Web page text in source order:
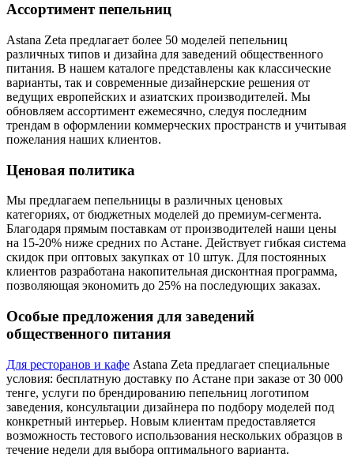
Ассортимент пепельниц
Astana Zeta предлагает более 50 моделей пепельниц
различных типов и дизайна для заведений общественного
питания. В нашем каталоге представлены как классические
варианты, так и современные дизайнерские решения от
ведущих европейских и азиатских производителей. Мы
обновляем ассортимент ежемесячно, следуя последним
трендам в оформлении коммерческих пространств и учитывая
пожелания наших клиентов.
Ценовая политика
Мы предлагаем пепельницы в различных ценовых
категориях, от бюджетных моделей до премиум-сегмента.
Благодаря прямым поставкам от производителей наши цены
на 15-20% ниже средних по Астане. Действует гибкая система
скидок при оптовых закупках от 10 штук. Для постоянных
клиентов разработана накопительная дисконтная программа,
позволяющая экономить до 25% на последующих заказах.
Особые предложения для заведений
общественного питания
Для ресторанов и кафе Astana Zeta предлагает специальные
условия: бесплатную доставку по Астане при заказе от 30 000
тенге, услуги по брендированию пепельниц логотипом
заведения, консультации дизайнера по подбору моделей под
конкретный интерьер. Новым клиентам предоставляется
возможность тестового использования нескольких образцов в
течение недели для выбора оптимального варианта.